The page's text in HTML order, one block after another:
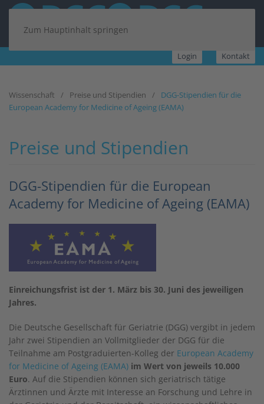
Zum Hauptinhalt springen
Login Kontakt
Wissenschaft Preise und Stipendien
DGG-Stipendien für die
European Academy for Medicine of Ageing (EAMA)
Preise und Stipendien
DGG-Stipendien für die European
Academy for Medicine of Ageing (EAMA)
Einreichungsfrist ist der 1. März bis 30. Juni des jeweiligen
Jahres.
Die Deutsche Gesellschaft für Geriatrie (DGG) vergibt in jedem
Jahr zwei Stipendien an Vollmitglieder der DGG für die
Teilnahme am Postgraduierten-Kolleg der European Academy
for Medicine of Ageing (EAMA) im Wert von jeweils 10.000
Euro. Auf die Stipendien können sich geriatrisch tätige
Ärztinnen und Ärzte mit Interesse an Forschung und Lehre in